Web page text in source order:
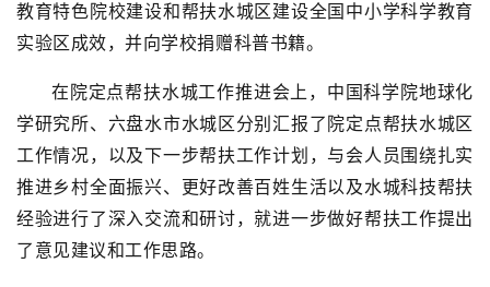
教育特色院校建设和帮扶水城区建设全国中小学科学教育
实验区成效，并向学校捐赠科普书籍。
在院定点帮扶水城工作推进会上，中国科学院地球化
学研究所、六盘水市水城区分别汇报了院定点帮扶水城区
工作情况，以及下一步帮扶工作计划，与会人员围绕扎实
推进乡村全面振兴、更好改善百姓生活以及水城科技帮扶
经验进行了深入交流和研讨，就进一步做好帮扶工作提出
了意见建议和工作思路。